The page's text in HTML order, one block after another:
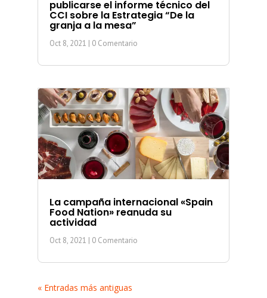
publicarse el informe técnico del
CCI sobre la Estrategia “De la
granja a la mesa”
Oct 8, 2021 | 0 Comentario
La campaña internacional «Spain
Food Nation» reanuda su
actividad
Oct 8, 2021 | 0 Comentario
« Entradas más antiguas